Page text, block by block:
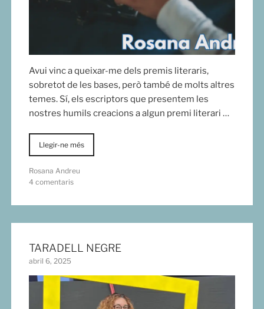
Avui vinc a queixar-me dels premis literaris,
sobretot de les bases, però també de molts altres
temes. Sí, els escriptors que presentem les
nostres humils creacions a algun premi literari …
Llegir-ne més
Rosana Andreu
4 comentaris
TARADELL NEGRE
abril 6, 2025